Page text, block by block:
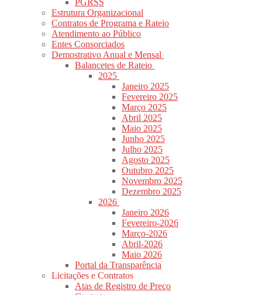
PGRSS
Estrutura Organizacional
Contratos de Programa e Rateio
Atendimento ao Público
Entes Consorciados
Demostrativo Anual e Mensal
Balancetes de Rateio
2025
Janeiro 2025
Fevereiro 2025
Março 2025
Abril 2025
Maio 2025
Junho 2025
Julho 2025
Agosto 2025
Outubro 2025
Novembro 2025
Dezembro 2025
2026
Janeiro 2026
Fevereiro-2026
Março-2026
Abril-2026
Maio 2026
Portal da Transparência
Licitações e Contratos
Atas de Registro de Preço